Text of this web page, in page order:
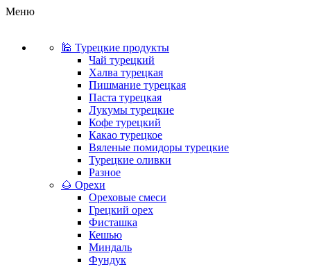
Меню
🕌 Турецкие продукты
Чай турецкий
Халва турецкая
Пишмание турецкая
Паста турецкая
Лукумы турецкие
Кофе турецкий
Какао турецкое
Вяленые помидоры турецкие
Турецкие оливки
Разное
🌰 Орехи
Ореховые смеси
Грецкий орех
Фисташка
Кешью
Миндаль
Фундук